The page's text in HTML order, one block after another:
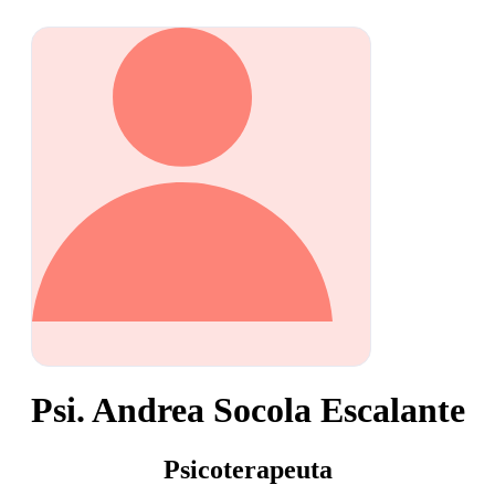
Psi. Andrea Socola Escalante
Psicoterapeuta